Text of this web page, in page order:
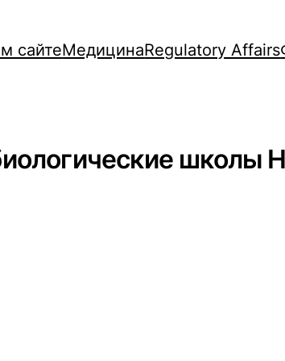
сайтеМедицинаRegulatory Affairs
школы